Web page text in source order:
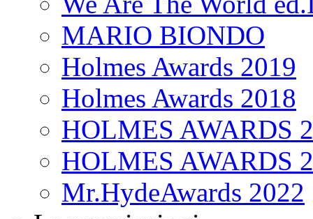
MARIO BIONDO
Holmes Awards 2019
Holmes Awards 2018
HOLMES AWARDS
HOLMES AWARDS
Mr.HydeAwards 2022